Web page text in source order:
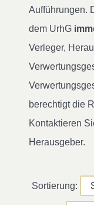
Aufführungen.
dem UrhG
Verleger,
berechtigt die
Kontaktieren
Herausgeber.
Sortierung: